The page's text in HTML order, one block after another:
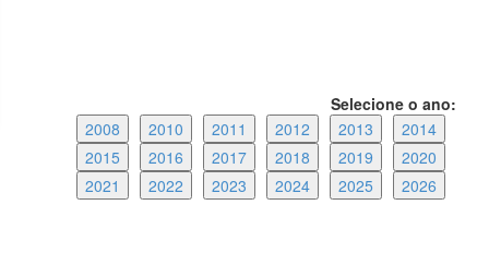
Selecione o ano:
2008
2010 2011 2012 2013
2014
2015
2016 2017 2018 2019
2020
2021
2022 2023 2024 2025 2026